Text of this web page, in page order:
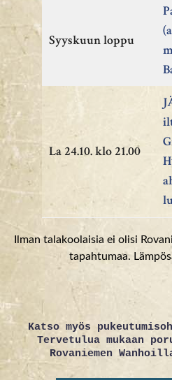
Syyskuun loppu
La 24.10. klo 21.00
Ilman talakoolaisia ei olisi
tapahtumaa.
Katso myös
Tervetulua mukaan
Rovaniemen